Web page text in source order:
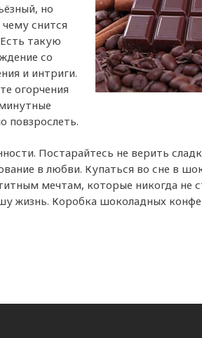
но
снится
такую
со
и интриги.
огорчения
повзрослеть.
Постарайтесь не верить
в любви. Купаться во сне в
мечтам, которые никогда не
жизнь. Коробка шоколадных